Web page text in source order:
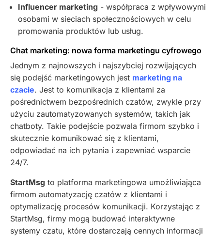
Influencer marketing - współpraca z wpływowymi
osobami w sieciach społecznościowych w celu
promowania produktów lub usług.
Chat marketing: nowa forma marketingu cyfrowego
Jednym z najnowszych i najszybciej rozwijających
się podejść marketingowych jest marketing na
czacie. Jest to komunikacja z klientami za
pośrednictwem bezpośrednich czatów, zwykle przy
użyciu zautomatyzowanych systemów, takich jak
chatboty. Takie podejście pozwala firmom szybko i
skutecznie komunikować się z klientami,
odpowiadać na ich pytania i zapewniać wsparcie
24/7.
StartMsg to platforma marketingowa umożliwiająca
firmom automatyzację czatów z klientami i
optymalizację procesów komunikacji. Korzystając z
StartMsg, firmy mogą budować interaktywne
systemy czatu, które dostarczają cennych informacji